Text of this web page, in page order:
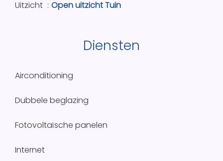
Uitzicht Open uitzicht Tuin
Diensten
Airconditioning
Dubbele beglazing
Fotovoltaïsche panelen
Internet